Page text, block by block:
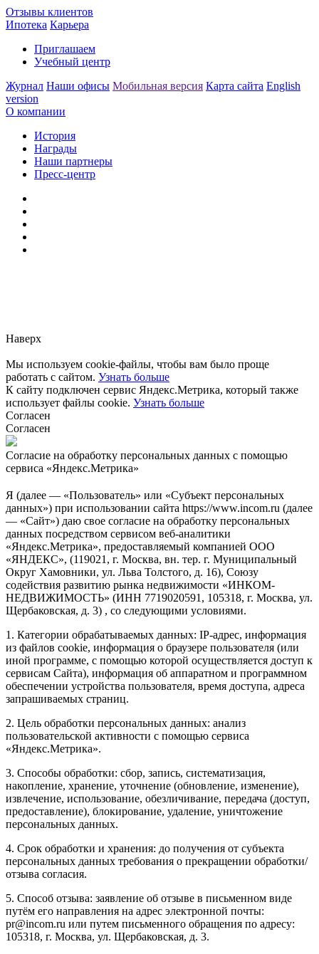
Отзывы клиентов
Ипотека Карьера
Приглашаем
Учебный центр
Журнал Наши офисы Мобильная версия Карта сайта English
version
О компании
История
Награды
Наши партнеры
Пресс-центр
Наверх
Мы используем cookie-файлы, чтобы вам было проще
работать с сайтом. Узнать больше
К сайту подключен сервис Яндекс.Метрика, который также
использует файлы cookie. Узнать больше
Согласен
Согласен
Согласие на обработку персональных данных с помощью
сервиса «Яндекс.Метрика»
Я (далее — «Пользователь» или «Субъект персональных
данных») при использовании сайта https://www.incom.ru (далее
— «Сайт») даю свое согласие на обработку персональных
данных посредством сервисом веб-аналитики
«Яндекс.Метрика», предоставляемый компанией ООО
«ЯНДЕКС», (119021, г. Москва, вн. тер. г. Муниципальный
Округ Хамовники, ул. Льва Толстого, д. 16), Союзу
содействия развитию рынка недвижимости «ИНКОМ-
НЕДВИЖИМОСТЬ» (ИНН 7719020591, 105318, г. Москва, ул.
Щербаковская, д. 3) , со следующими условиями.
1. Категории обрабатываемых данных: IP-адрес, информация
из файлов cookie, информация о браузере пользователя (или
иной программе, с помощью которой осуществляется доступ к
сервисам Сайта), информация об аппаратном и программном
обеспечении устройства пользователя, время доступа, адреса
запрашиваемых страниц.
2. Цель обработки персональных данных: анализ
пользовательской активности с помощью сервиса
«Яндекс.Метрика».
3. Способы обработки: сбор, запись, систематизация,
накопление, хранение, уточнение (обновление, изменение),
извлечение, использование, обезличивание, передача (доступ,
предоставление), блокирование, удаление, уничтожение
персональных данных.
4. Срок обработки и хранения: до получения от субъекта
персональных данных требования о прекращении обработки/
отзыва согласия.
5. Способ отзыва: заявление об отзыве в письменном виде
путём его направления на адрес электронной почты:
pr@incom.ru или путем письменного обращения по адресу:
105318, г. Москва, ул. Щербаковская, д. 3.